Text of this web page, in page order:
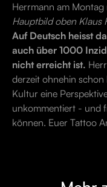
Herrmann am
Hauptbild oben Klaus
Auf Deutsch heisst
auch über 1000
nicht erreicht ist.
derzeit ohnehin
Kultur eine
unkommentiert - und
können. Euer Tattoo